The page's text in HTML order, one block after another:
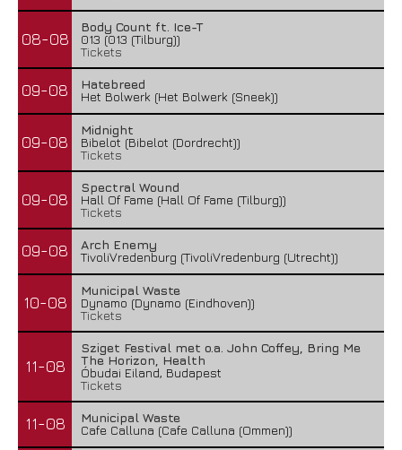
08-08
Body Count ft. Ice-T
013 (013 (Tilburg))
Tickets
09-08
Hatebreed
Het Bolwerk (Het Bolwerk (Sneek))
09-08
Midnight
Bibelot (Bibelot (Dordrecht))
Tickets
09-08
Spectral Wound
Hall Of Fame (Hall Of Fame (Tilburg))
Tickets
09-08
Arch Enemy
TivoliVredenburg (TivoliVredenburg (Utrecht))
10-08
Municipal Waste
Dynamo (Dynamo (Eindhoven))
Tickets
11-08
Sziget Festival met o.a. John Coffey, Bring Me
The Horizon, Health
Óbudai Eiland, Budapest
Tickets
11-08
Municipal Waste
Cafe Calluna (Cafe Calluna (Ommen))